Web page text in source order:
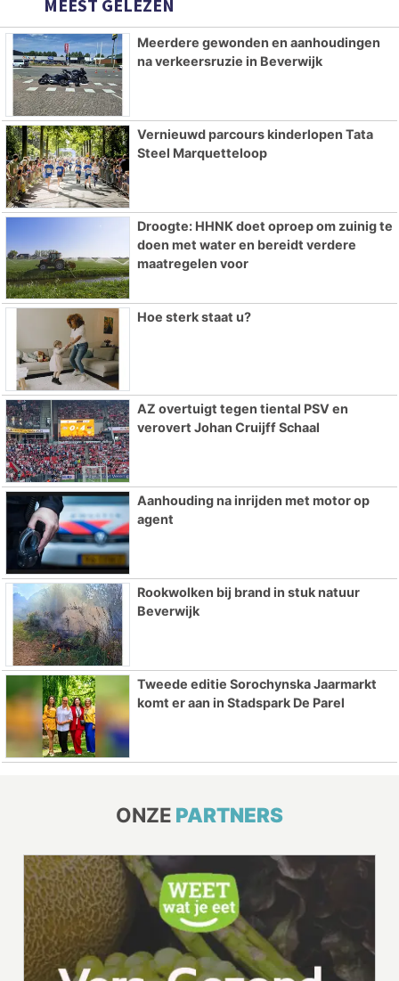
MEEST GELEZEN
Meerdere gewonden en aanhoudingen
na verkeersruzie in Beverwijk
Vernieuwd parcours kinderlopen Tata
Steel Marquetteloop
Droogte: HHNK doet oproep om zuinig te
doen met water en bereidt verdere
maatregelen voor
Hoe sterk staat u?
AZ overtuigt tegen tiental PSV en
verovert Johan Cruijff Schaal
Aanhouding na inrijden met motor op
agent
Rookwolken bij brand in stuk natuur
Beverwijk
Tweede editie Sorochynska Jaarmarkt
komt er aan in Stadspark De Parel
ONZE PARTNERS